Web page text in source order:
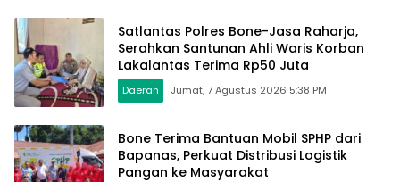
Satlantas Polres Bone-Jasa Raharja,
Serahkan Santunan Ahli Waris Korban
Lakalantas Terima Rp50 Juta
Daerah Jumat, 7 Agustus 2026 5:38 PM
Bone Terima Bantuan Mobil SPHP dari
Bapanas, Perkuat Distribusi Logistik
Pangan ke Masyarakat